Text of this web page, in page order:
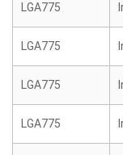
LGA775
LGA775
LGA775
LGA775